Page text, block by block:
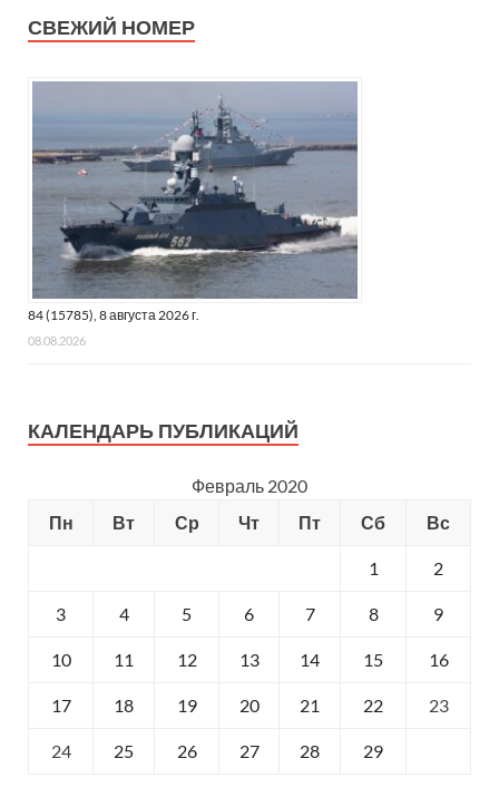
СВЕЖИЙ НОМЕР
84 (15785), 8 августа 2026 г.
08.08.2026
КАЛЕНДАРЬ ПУБЛИКАЦИЙ
Февраль 2020
Пн
Вт Ср Чт Пт Сб Вс
1 2
3 4 5 6 7 8 9
10 11 12 13 14 15 16
17 18 19 20 21 22 23
24 25 26 27 28 29